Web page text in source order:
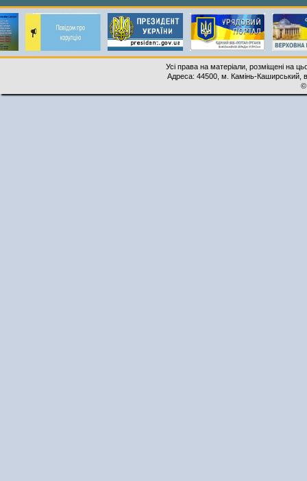
Усі права на матеріали, розміщені на
Адреса: 44500, м. Камінь-Каширський,
©